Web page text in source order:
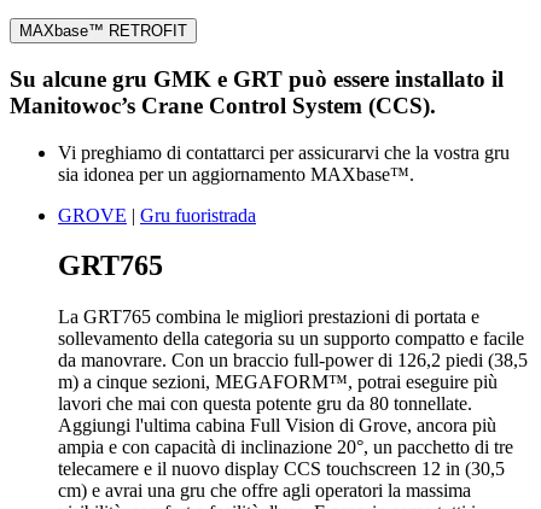
MAXbase™ RETROFIT
Su alcune gru GMK e GRT può essere installato il
Manitowoc’s Crane Control System (CCS).
Vi preghiamo di contattarci per assicurarvi che la vostra gru
sia idonea per un aggiornamento MAXbase™.
GROVE | Gru fuoristrada
GRT765
La GRT765 combina le migliori prestazioni di portata e
sollevamento della categoria su un supporto compatto e facile
da manovrare. Con un braccio full-power di 126,2 piedi (38,5
m) a cinque sezioni, MEGAFORM™, potrai eseguire più
lavori che mai con questa potente gru da 80 tonnellate.
Aggiungi l'ultima cabina Full Vision di Grove, ancora più
ampia e con capacità di inclinazione 20°, un pacchetto di tre
telecamere e il nuovo display CCS touchscreen 12 in (30,5
cm) e avrai una gru che offre agli operatori la massima